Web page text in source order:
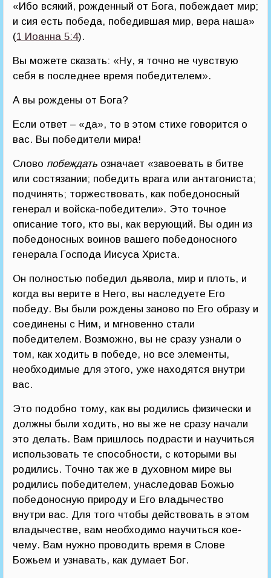
«Ибо всякий, рожденный от Бога, побеждает мир;
и сия есть победа, победившая мир, вера наша»
(1 Иоанна 5:4).
Вы можете сказать: «Ну, я точно не чувствую
себя в последнее время победителем».
А вы рождены от Бога?
Если ответ – «да», то в этом стихе говорится о
вас. Вы победители мира!
Слово побеждать означает «завоевать в битве
или состязании; победить врага или антагониста;
подчинять; торжествовать, как победоносный
генерал и войска-победители». Это точное
описание того, кто вы, как верующий. Вы один из
победоносных воинов вашего победоносного
генерала Господа Иисуса Христа.
Он полностью победил дьявола, мир и плоть, и
когда вы верите в Него, вы наследуете Его
победу. Вы были рождены заново по Его образу и
соединены с Ним, и мгновенно стали
победителем. Возможно, вы не сразу узнали о
том, как ходить в победе, но все элементы,
необходимые для этого, уже находятся внутри
вас.
Это подобно тому, как вы родились физически и
должны были ходить, но вы же не сразу начали
это делать. Вам пришлось подрасти и научиться
использовать те способности, с которыми вы
родились. Точно так же в духовном мире вы
родились победителем, унаследовав Божью
победоносную природу и Его владычество
внутри вас. Для того чтобы действовать в этом
владычестве, вам необходимо научиться кое-
чему. Вам нужно проводить время в Слове
Божьем и узнавать, как думает Бог.